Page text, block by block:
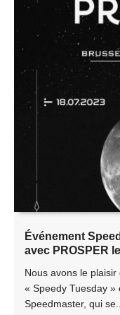
Événement
avec PROSPER
Nous avons le
« Speedy Tuesday
Speedmaster, qui